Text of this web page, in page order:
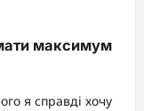
максимум
я справді хочу